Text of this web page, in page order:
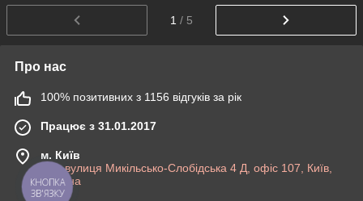
1 / 5
Про нас
100% позитивних з 1156 відгуків за рік
Працює з 31.01.2017
м. Київ
Киів,вулиця Микільсько-Слобідська 4 Д, офіс 107, Київ,
Україна
КНОПКА
ЗВ'ЯЗКУ